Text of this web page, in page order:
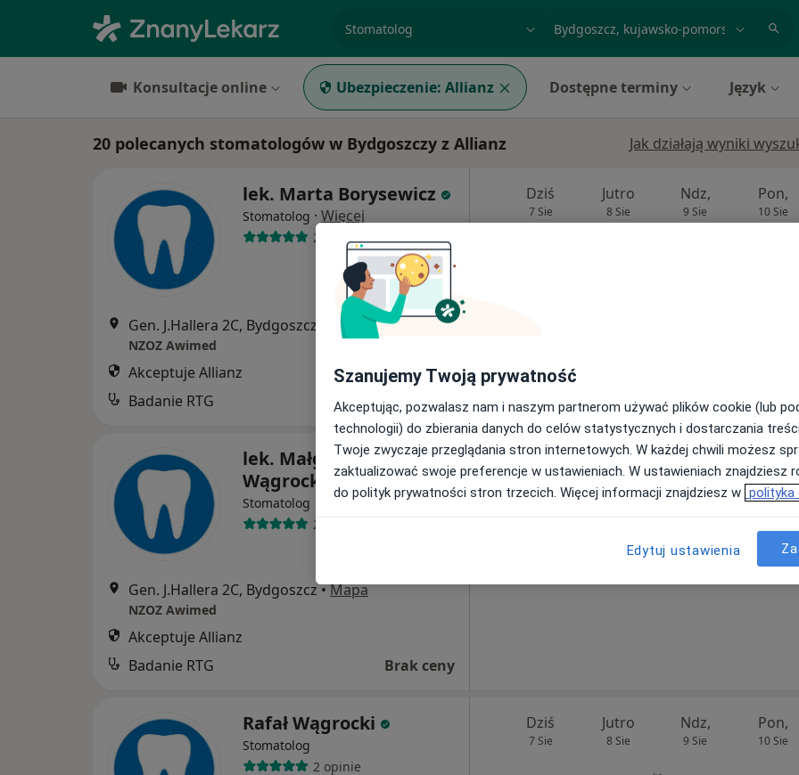
Konsultacje online Ubezpieczenie: Allianz Dostępne terminy Język
20 polecanych stomatologów w Bydgoszczy z Allianz Jak działają wyniki
lek. Marta Borysewicz
Stomatolog · Więcej
2 opinie
Gen. J.Hallera 2C, Bydgoszcz Mapa
NZOZ Awimed
Akceptuje Allianz
Badanie RTG
Brak ceny
Dziś
7 Sie
Jutro
8 Sie
Ndz,
9 Sie
Pon,
10 Sie
lek. Małgorzata Dadej-
Wągrocka
Stomatolog
2 opinie
Gen. J.Hallera 2C, Bydgoszcz•Mapa
NZOZ Awimed
Akceptuje Allianz
Badanie RTG
Brak ceny
Dziś
7 Sie
Jutro
8 Sie
Ndz,
9 Sie
Pon,
10 Sie
Umawianie online nie jest dostępne
Rafał Wągrocki
Stomatolog
2 opinie
Dziś
7 Sie
Jutro
8 Sie
Ndz,
9 Sie
Pon,
10 Sie
Szanujemy Twoją prywatność
Akceptując, pozwalasz nam i naszym partnerom używać plików cookie (lub
technologii) do zbierania danych do celów statystycznych i dostarczania
Twoje zwyczaje przeglądania stron internetowych. W każdej chwili możesz
zaktualizować swoje preferencje w ustawieniach. W ustawieniach znajdziesz
do polityk prywatności stron trzecich. Więcej informacji znajdziesz w polityka
Edytuj ustawienia